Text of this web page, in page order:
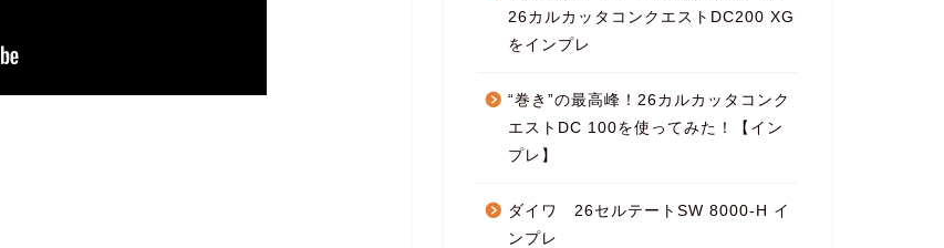
26カルカッタコンクエストDC200 XG
をインプレ
“巻き”の最高峰！26カルカッタコンク
エストDC 100を使ってみた！【イン
プレ】
ダイワ 26セルテートSW 8000-H イ
ンプレ